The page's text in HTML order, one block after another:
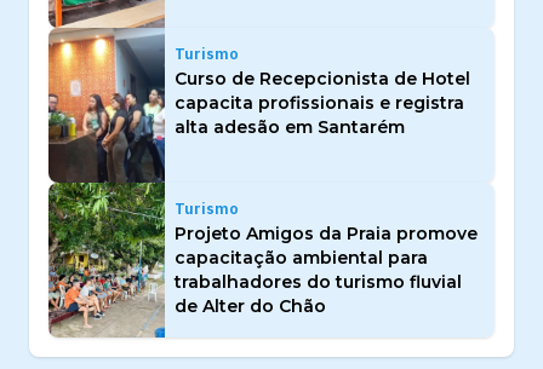
Turismo
Curso de Recepcionista de Hotel
capacita profissionais e registra
alta adesão em Santarém
Turismo
Projeto Amigos da Praia promove
capacitação ambiental para
trabalhadores do turismo fluvial
de Alter do Chão